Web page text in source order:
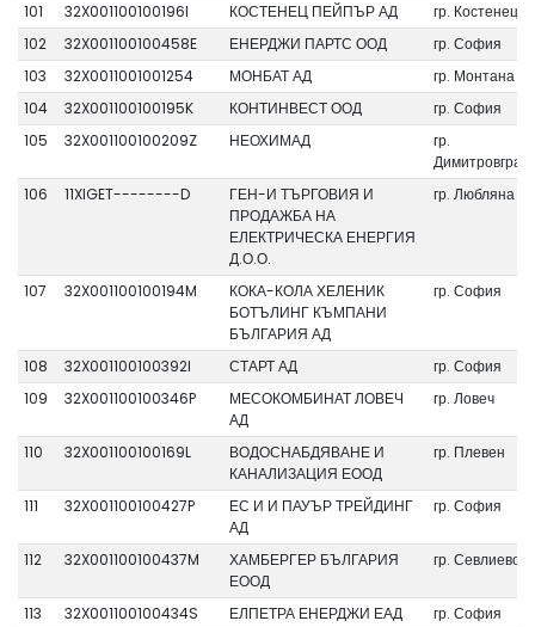
101 32X001100100196I КОСТЕНЕЦ ПЕЙПЪР АД
гр. Костенец
102
32X001100100458E ЕНЕРДЖИ ПАРТС ООД
гр. София
103
32X0011001001254 МОНБАТ АД
гр. Монтана
104
32X001100100195K КОНТИНВЕСТ ООД
гр. София
105
32X001100100209Z НЕОХИМАД
гр.
Димитровград
106
11XIGET--------D
ГЕН-И ТЪРГОВИЯ И
ПРОДАЖБА НА
ЕЛЕКТРИЧЕСКА ЕНЕРГИЯ
Д.О.О.
гр. Любляна
107 32X001100100194M
КОКА-КОЛА ХЕЛЕНИК
БОТЪЛИНГ КЪМПАНИ
БЪЛГАРИЯ АД
гр. София
108 32X001100100392I СТАРТ АД
гр. София
109
32X001100100346P
МЕСОКОМБИНАТ ЛОВЕЧ
АД
гр. Ловеч
110 32X001100100169L
ВОДОСНАБДЯВАНЕ И
КАНАЛИЗАЦИЯ ЕООД
гр. Плевен
111 32X001100100427P
ЕС И И ПАУЪР ТРЕЙДИНГ
АД
гр. София
112 32X001100100437M
ХАМБЕРГЕР БЪЛГАРИЯ
ЕООД
гр. Севлиево
113 32X001100100434S ЕЛПЕТРА ЕНЕРДЖИ ЕАД
гр. София